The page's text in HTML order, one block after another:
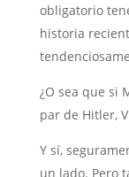
obligatorio
historia
¿O sea que si
par de Hitler,
Y sí,
un lado. Pero